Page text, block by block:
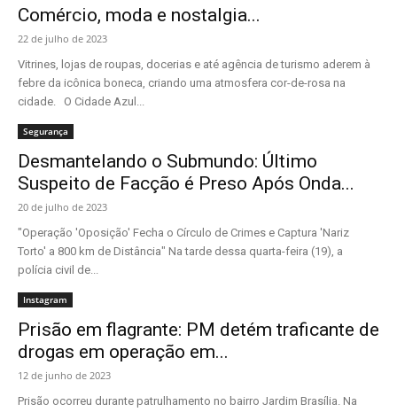
Comércio, moda e nostalgia...
22 de julho de 2023
Vitrines, lojas de roupas, docerias e até agência de turismo aderem à
febre da icônica boneca, criando uma atmosfera cor-de-rosa na
cidade. O Cidade Azul...
Segurança
Desmantelando o Submundo: Último
Suspeito de Facção é Preso Após Onda...
20 de julho de 2023
"Operação 'Oposição' Fecha o Círculo de Crimes e Captura 'Nariz
Torto' a 800 km de Distância" Na tarde dessa quarta-feira (19), a
polícia civil de...
Instagram
Prisão em flagrante: PM detém traficante de
drogas em operação em...
12 de junho de 2023
Prisão ocorreu durante patrulhamento no bairro Jardim Brasília. Na